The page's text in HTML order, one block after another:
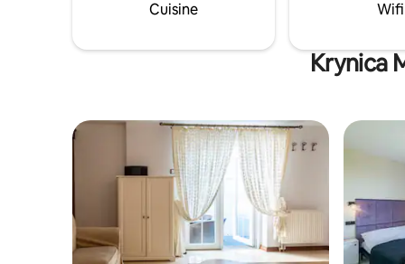
environ 1 km - il suffit de se promener
il
de
Cuisine Wifi
Krynica